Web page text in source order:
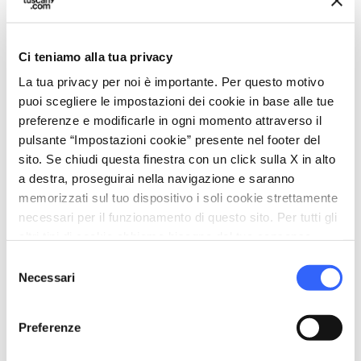
Ci teniamo alla tua privacy
La tua privacy per noi è importante. Per questo motivo
puoi scegliere le impostazioni dei cookie in base alle tue
preferenze e modificarle in ogni momento attraverso il
pulsante “Impostazioni cookie” presente nel footer del
sito. Se chiudi questa finestra con un click sulla X in alto
a destra, proseguirai nella navigazione e saranno
memorizzati sul tuo dispositivo i soli cookie strettamente
necessari per il funzionamento di questo sito. Per tutti gli
delNecessari
Preferenze
sports_basketball
work Business e Mice
Sala riunioni
pets Animali ammessi (Pet friendly)